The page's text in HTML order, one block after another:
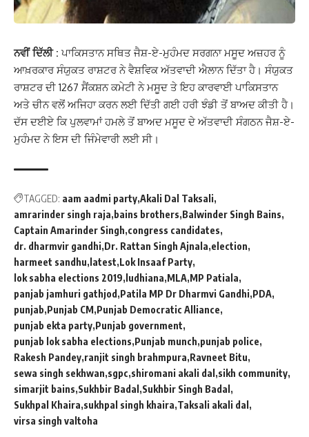
ਨਵੀਂ ਦਿੱਲੀ : ਪਾਕਿਸਤਾਨ ਸਥਿਤ ਜੈਸ਼-ਏ-ਮੁਹੰਮਦ ਸਰਗਨਾ ਮਸੂਦ ਅਜ਼ਹਰ ਨੂੰ
ਆਖ਼ਰਕਾਰ ਸੰਯੁਕਤ ਰਾਸ਼ਟਰ ਨੇ ਵੈਸ਼ਵਿਕ ਅੱਤਵਾਦੀ ਐਲਾਨ ਦਿੱਤਾ ਹੈ। ਸੰਯੁਕਤ
ਰਾਸ਼ਟਰ ਦੀ 1267 ਸੈਂਕਸ਼ਨ ਕਮੇਟੀ ਨੇ ਮਸੂਦ ਤੇ ਇਹ ਕਾਰਵਾਈ ਪਾਕਿਸਤਾਨ
ਅਤੇ ਚੀਨ ਵਲੋਂ ਅਜਿਹਾ ਕਰਨ ਲਈ ਦਿੱਤੀ ਗਈ ਹਰੀ ਝੰਡੀ ਤੋਂ ਬਾਅਦ ਕੀਤੀ ਹੈ।
ਦੱਸ ਦਈਏ ਕਿ ਪੁਲਵਾਮਾਂ ਹਮਲੇ ਤੋਂ ਬਾਅਦ ਮਸੂਦ ਦੇ ਅੱਤਵਾਦੀ ਸੰਗਠਨ ਜੈਸ਼-ਏ-
ਮੁਹੰਮਦ ਨੇ ਇਸ ਦੀ ਜਿੰਮੇਵਾਰੀ ਲਈ ਸੀ।
TAGGED: aam aadmi party Akali Dal Taksali
amrarinder singh raja bains brothers Balwinder Singh Bains
Captain Amarinder Singh congress candidates
dr. dharmvir gandhi Dr. Rattan Singh Ajnala election
harmeet sandhu latest Lok Insaaf Party
lok sabha elections 2019 ludhiana MLA MP Patiala
panjab jamhuri gathjod Patila MP Dr Dharmvi Gandhi PDA
punjab Punjab CM Punjab Democratic Alliance
punjab ekta party Punjab government
punjab lok sabha elections Punjab munch punjab police
Rakesh Pandey ranjit singh brahmpura Ravneet Bitu
sewa singh sekhwan sgpc shiromani akali dal sikh community
simarjit bains Sukhbir Badal Sukhbir Singh Badal
Sukhpal Khaira sukhpal singh khaira Taksali akali dal
virsa singh valtoha